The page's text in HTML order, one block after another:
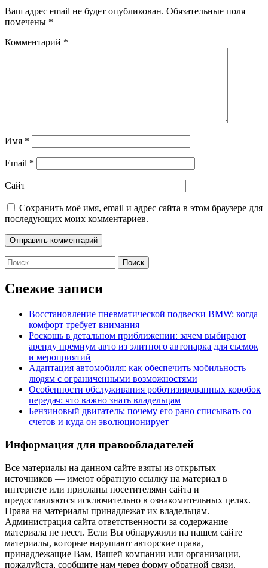
Ваш адрес email не будет опубликован. Обязательные поля
помечены *
Комментарий *
Имя *
Email *
Сайт
Сохранить моё имя, email и адрес сайта в этом браузере для
последующих моих комментариев.
Найти:
Свежие записи
Восстановление пневматической подвески BMW: когда
комфорт требует внимания
Роскошь в детальном приближении: зачем выбирают
аренду премиум авто из элитного автопарка для съемок
и мероприятий
Адаптация автомобиля: как обеспечить мобильность
людям с ограниченными возможностями
Особенности обслуживания роботизированных коробок
передач: что важно знать владельцам
Бензиновый двигатель: почему его рано списывать со
счетов и куда он эволюционирует
Информация для правообладателей
Все материалы на данном сайте взяты из открытых
источников — имеют обратную ссылку на материал в
интернете или присланы посетителями сайта и
предоставляются исключительно в ознакомительных целях.
Права на материалы принадлежат их владельцам.
Администрация сайта ответственности за содержание
материала не несет. Если Вы обнаружили на нашем сайте
материалы, которые нарушают авторские права,
принадлежащие Вам, Вашей компании или организации,
пожалуйста, сообщите нам через форму обратной связи.